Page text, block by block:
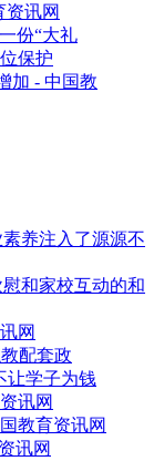
资讯网
份“大礼
保护
加 - 中国教
养注入了源源不
和家校互动的和
网
配套政
让学子为钱
讯网
教育资讯网
讯网